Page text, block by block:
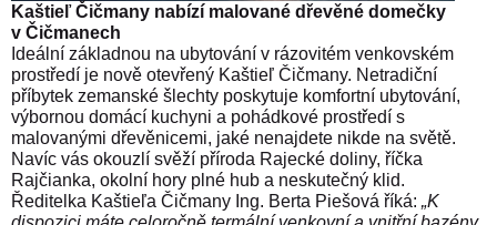
Kaštieľ Čičmany nabízí malované dřevěné domečky
v Čičmanech
Ideální základnou na ubytování v rázovitém venkovském
prostředí je nově otevřený Kaštieľ Čičmany. Netradiční
příbytek zemanské šlechty poskytuje komfortní ubytování,
výbornou domácí kuchyni a pohádkové prostředí s
malovanými dřevěnicemi, jaké nenajdete nikde na světě.
Navíc vás okouzlí svěží příroda Rajecké doliny, říčka
Rajčianka, okolní hory plné hub a neskutečný klid.
Ředitelka Kaštieľa Čičmany Ing. Berta Piešová říká: „K